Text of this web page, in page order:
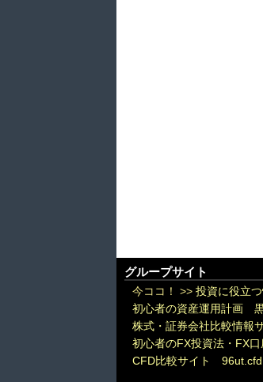
グループサイト
今ココ！ >> 投資に役立
初心者の資産運用計画 黒
株式・証券会社比較情報
初心者のFX投資法・FX
CFD比較サイト 96ut.cfd